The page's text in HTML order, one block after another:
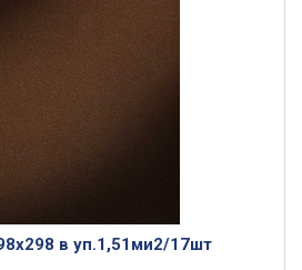
в уп.1,51ми2/17шт